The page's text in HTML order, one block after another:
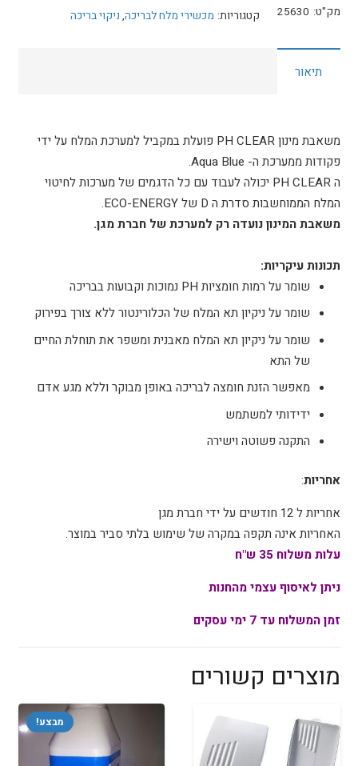
משאבת
PH
תוצרת
מק"ט: 25630 קטגוריות: מכשירי מלח לבריכה, ניקוי בריכה
תיאור
משאבת מינון PH CLEAR פועלת במקביל למערכת המלח על ידי
פקודות ממערכת ה- Aqua Blue.
ה PH CLEAR יכולה לעבוד עם כל הדגמים של מערכות לחיטוי
המלח הממוחשבות סדרת ה D של ECO-ENERGY.
משאבת המינון נועדה רק למערכת של חברת מגן.
תכונות עיקריות:
שומר על רמות חומציות PH נמוכות וקבועות בבריכה
שומר על ניקיון תא המלח של הכלורינטור ללא צורך בפירוק
שומר על ניקיון תא המלח מאבנית ומשפר את תוחלת החיים
של התא
מאפשר הזנת חומצה לבריכה באופן מבוקר וללא מגע אדם
ידידותי למשתמש
התקנה פשוטה וישירה
אחריות:
אחריות ל 12 חודשים על ידי חברת מגן
האחריות אינה תקפה במקרה של שימוש בלתי סביר במוצר.
עלות משלוח 35 ש"ח
ניתן לאיסוף עצמי מהחנות
זמן המשלוח עד 7 ימי עסקים
מוצרים קשורים
מבצע!